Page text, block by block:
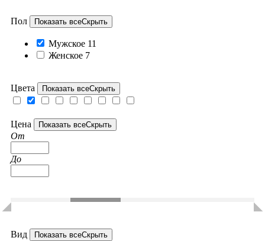
Пол Показать всеСкрыть
Мужское 11
Женское 7
Цвета Показать всеСкрыть
Цена Показать всеСкрыть
От
До
Вид Показать всеСкрыть